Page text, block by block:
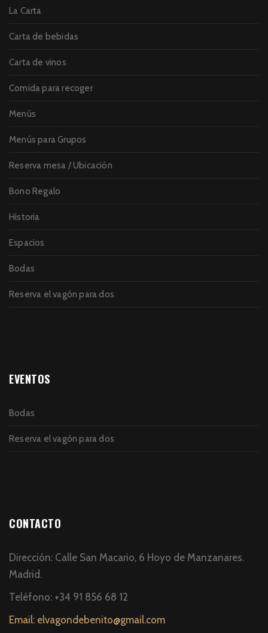
La Carta
Carta de bebidas
Carta de vinos
Comida para recoger
Menús
Menús para Grupos
Reserva mesa / Ubicación
Bono Regalo
Historia
Espacios
Bodas
Reserva el vagón para dos
EVENTOS
Bodas
Reserva el vagón para dos
CONTACTO
Dirección: Calle San Macario, 6 Hoyo de Manzanares.
Madrid.
Teléfono: +34 91 856 68 12
Email: elvagondebenito@gmail.com